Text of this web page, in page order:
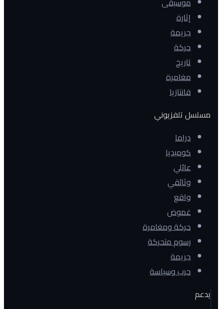
إثارة
جريمة
حركة
تاريخ
مغامرة
فانتازيا
مسلسل تلفزيوني
دراما
كوميديا
عائلي
وثائقي
واقع
غموض
حركة ومغامرة
رسوم متحركة
جريمة
حرب وسياسة
يدعم